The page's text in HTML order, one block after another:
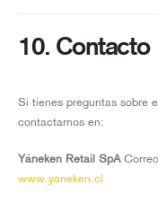
10. Contacto
Si tienes preguntas sobre
contactarnos en:
Yáneken Retail SpA
www.yaneken.cl